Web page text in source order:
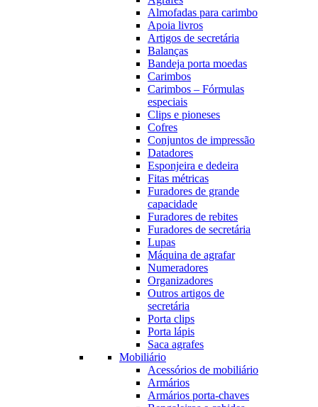
Almofadas para carimbo
Apoia livros
Artigos de secretária
Balanças
Bandeja porta moedas
Carimbos
Carimbos – Fórmulas
especiais
Clips e pioneses
Cofres
Conjuntos de impressão
Datadores
Esponjeira e dedeira
Fitas métricas
Furadores de grande
capacidade
Furadores de rebites
Furadores de secretária
Lupas
Máquina de agrafar
Numeradores
Organizadores
Outros artigos de
secretária
Porta clips
Porta lápis
Saca agrafes
Mobiliário
Acessórios de mobiliário
Armários
Armários porta-chaves